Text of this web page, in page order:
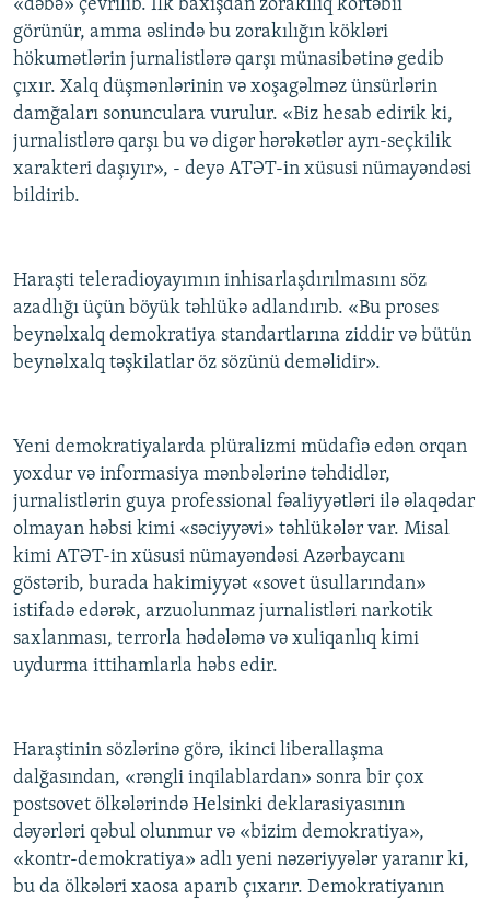
«dəbə» çevrilib. İlk baxışdan zorakılıq kortəbii
görünür, amma əslində bu zorakılığın kökləri
hökumətlərin jurnalistlərə qarşı münasibətinə gedib
çıxır. Xalq düşmənlərinin və xoşagəlməz ünsürlərin
damğaları sonunculara vurulur. «Biz hesab edirik ki,
jurnalistlərə qarşı bu və digər hərəkətlər ayrı-seçkilik
xarakteri daşıyır», - deyə ATƏT-in xüsusi nümayəndəsi
bildirib.
Haraşti teleradioyayımın inhisarlaşdırılmasını söz
azadlığı üçün böyük təhlükə adlandırıb. «Bu proses
beynəlxalq demokratiya standartlarına ziddir və bütün
beynəlxalq təşkilatlar öz sözünü deməlidir».
Yeni demokratiyalarda plüralizmi müdafiə edən orqan
yoxdur və informasiya mənbələrinə təhdidlər,
jurnalistlərin guya professional fəaliyyətləri ilə əlaqədar
olmayan həbsi kimi «səciyyəvi» təhlükələr var. Misal
kimi ATƏT-in xüsusi nümayəndəsi Azərbaycanı
göstərib, burada hakimiyyət «sovet üsullarından»
istifadə edərək, arzuolunmaz jurnalistləri narkotik
saxlanması, terrorla hədələmə və xuliqanlıq kimi
uydurma ittihamlarla həbs edir.
Haraştinin sözlərinə görə, ikinci liberallaşma
dalğasından, «rəngli inqilablardan» sonra bir çox
postsovet ölkələrində Helsinki deklarasiyasının
dəyərləri qəbul olunmur və «bizim demokratiya»,
«kontr-demokratiya» adlı yeni nəzəriyyələr yaranır ki,
bu da ölkələri xaosa aparıb çıxarır. Demokratiyanın